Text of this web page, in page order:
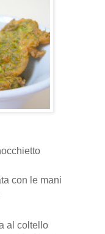
con le mani
al coltello